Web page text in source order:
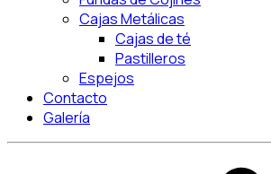
Cajas Metálicas
Cajas de té
Pastilleros
Espejos
Contacto
Galería